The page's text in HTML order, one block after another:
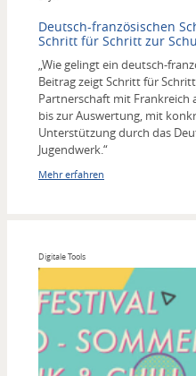
Deutsch-französischen
Schritt für Schritt zur
„Wie gelingt ein deutsch-
Beitrag zeigt Schritt für
Partnerschaft mit Frankreich
bis zur Auswertung, mit
Unterstützung durch das
Jugendwerk.“
Mehr erfahren
Digitale Tools